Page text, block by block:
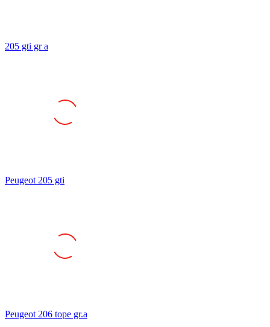
205 gti gr a
Peugeot 205 gti
Peugeot 206 tope gr.a